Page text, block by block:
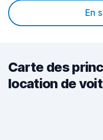
En
Carte des
location de